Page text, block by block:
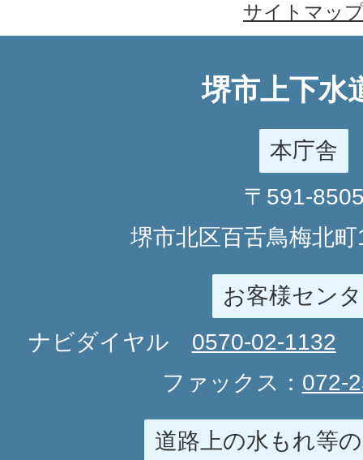
サイトマッ
堺市上下水
本庁舎
〒591-
堺市北区百舌鳥梅北
お客様セン
ナビダイヤル 0570-02-1132
ファックス： 072-
道路上の水もれ等